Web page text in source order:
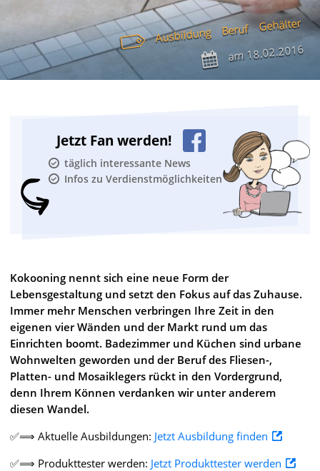
Ausbildung Beruf Gehälter
am18.02.2016
Jetzt Fan werden!
täglich interessante News
Infos zu Verdienstmöglichkeiten
Kokooning nennt sich eine neue Form der
Lebensgestaltung und setzt den Fokus auf das Zuhause.
Immer mehr Menschen verbringen Ihre Zeit in den
eigenen vier Wänden und der Markt rund um das
Einrichten boomt. Badezimmer und Küchen sind urbane
Wohnwelten geworden und der Beruf des Fliesen-,
Platten- und Mosaiklegers rückt in den Vordergrund,
denn Ihrem Können verdanken wir unter anderem
diesen Wandel.
✅⟹ Aktuelle Ausbildungen: Jetzt Ausbildung finden
✅⟹ Produkttester werden: Jetzt Produkttester werden